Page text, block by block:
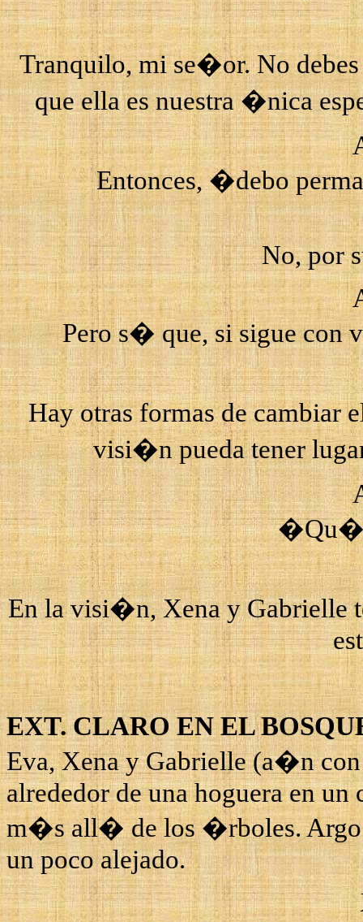
Tranquilo, mi se�or. No
que ella es nuestra �nica
Entonces, �debo
No, por
Pero s� que, si sigue con
Hay otras formas de cambiar
visi�n pueda tener
�Qu�
En la visi�n,XenayGabrielle
EXT. CLARO EN EL
Eva,XenayGabrielle(a�n con
alrededor de una hoguera en
m�s all� de los �rboles.
un poco alejado.